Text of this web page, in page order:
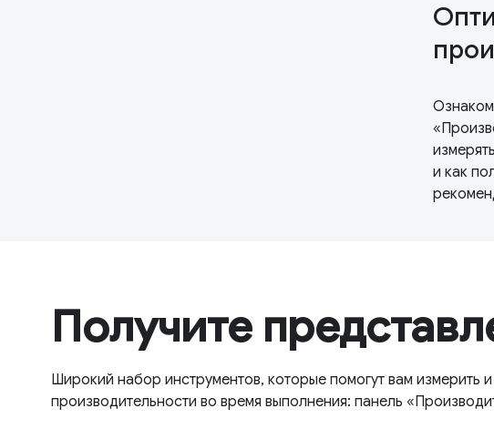
и как
Получите
Широкий набор инструментов, которые помогут вам измерить
производительности во время выполнения: панель